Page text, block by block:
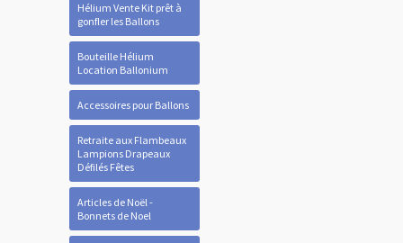
Hélium Vente Kit prêt à
gonfler les Ballons
Bouteille Hélium
Location Ballonium
Accessoires pour Ballons
Retraite aux Flambeaux
Lampions Drapeaux
Défilés Fêtes
Articles de Noël -
Bonnets de Noel